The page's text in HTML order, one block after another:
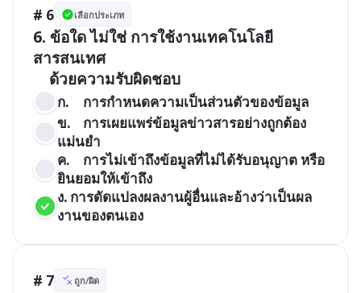
# 6 เลือกประเภท
6. ข้อใด ไม่ใช่ การใช้งานเทคโนโลยี
สารสนเทศ
ก.	การกำหนดความเป็นส่วนตัวของข้อมูล
ข.	การเผยแพร่ข้อมูลข่าวสารอย่างถูกต้อง
แม่นยำ
ค. 	การไม่เข้าถึงข้อมูลที่ไม่ได้รับอนุญาต หรือ
ยินยอมให้เข้าถึง
ง.	การดัดแปลงผลงานผู้อื่นและอ้างว่าเป็นผล
งานของตนเอง
# 7 ถูก/ผิด